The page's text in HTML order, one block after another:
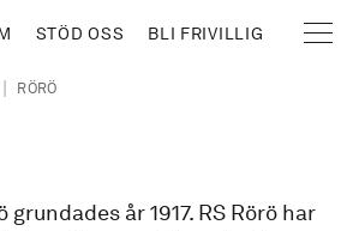
STÖD OSS BLI FRIVILLIG
| RÖRÖ
år 1917. RS Rörö har